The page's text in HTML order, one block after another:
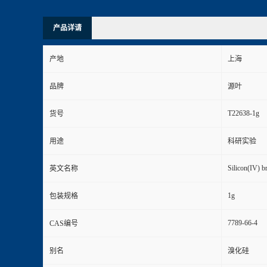
产品详请
产地 上海
品牌 源叶
货号 T22638-1g
用途 科研实验
英文名称 Silicon(IV)
包装规格 1g
CAS编号 7789-66-4
别名 溴化硅